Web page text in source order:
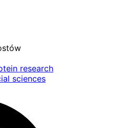
research
sciences